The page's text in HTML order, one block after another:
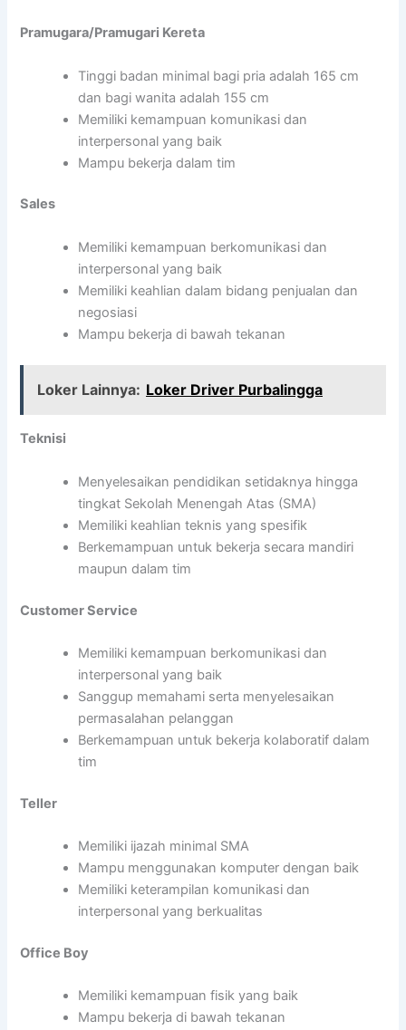
Pramugara/Pramugari Kereta
Tinggi badan minimal bagi pria adalah 165 cm
dan bagi wanita adalah 155 cm
Memiliki kemampuan komunikasi dan
interpersonal yang baik
Mampu bekerja dalam tim
Sales
Memiliki kemampuan berkomunikasi dan
interpersonal yang baik
Memiliki keahlian dalam bidang penjualan dan
negosiasi
Mampu bekerja di bawah tekanan
Loker Lainnya: Loker Driver Purbalingga
Teknisi
Menyelesaikan pendidikan setidaknya hingga
tingkat Sekolah Menengah Atas (SMA)
Memiliki keahlian teknis yang spesifik
Berkemampuan untuk bekerja secara mandiri
maupun dalam tim
Customer Service
Memiliki kemampuan berkomunikasi dan
interpersonal yang baik
Sanggup memahami serta menyelesaikan
permasalahan pelanggan
Berkemampuan untuk bekerja kolaboratif dalam
tim
Teller
Memiliki ijazah minimal SMA
Mampu menggunakan komputer dengan baik
Memiliki keterampilan komunikasi dan
interpersonal yang berkualitas
Office Boy
Memiliki kemampuan fisik yang baik
Mampu bekerja di bawah tekanan